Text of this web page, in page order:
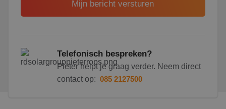
Telefonisch bespreken?
Pieter helpt je graag verder. Neem direct
contact op: 085 2127500